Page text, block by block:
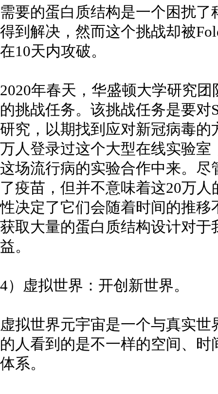
需要的蛋白质结构是一个困扰
得到解决，然而这个挑战却被
在10天内攻破。
2020年春天，华盛顿大学研究
的挑战任务。该挑战任务是要对
研究，以期找到应对新冠病毒的
万人登录过这个大型在线实验
这场流行病的实验合作中来。
了疫苗，但并不意味着这20万
性决定了它们会随着时间的推
获取大量的蛋白质结构设计对
益。
4）虚拟世界：开创新世界。
虚拟世界元宇宙是一个与真实
的人看到的是不一样的空间、
体系。